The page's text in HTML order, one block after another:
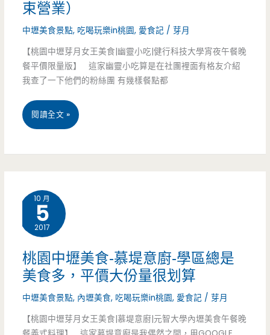
美
食
街
Baker
Street-
中
原
商
模
範
午
束營業）
中壢美食景點, 吃喝玩樂in桃園, 愛食記 /芽月
【桃園中壢芽月女王美食|幽靈小吃|健行科技大學宵夜午餐晚
餐平價限量版】 這家幽靈小吃算是在社團裡面有格友介紹
我查了一下他們的粉絲團 有幾樣餐點都
桃
美
食-
幽
靈
小
吃-
閱讀全文 »
10 月
5
2017
桃園中壢美食-慕堤意廚-學區總是
美食多，平價大份量很划算
中壢美食景點, 內壢美食, 吃喝玩樂in桃園, 愛食記 /芽月
【桃園中壢芽月女王美食|慕堤意廚|元智大學內壢美食午餐晚